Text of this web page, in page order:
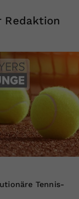
Redaktion
Tennis-